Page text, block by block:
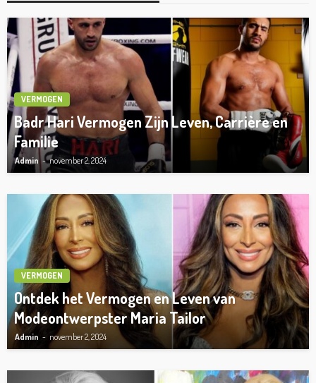
VERMOGEN
Badr Hari Vermogen Zijn Leven, Carrière en
Familie
Admin november 2, 2024
VERMOGEN
Ontdek het Vermogen en Leven van
Modeontwerpster Maria Tailor
Admin november 2, 2024